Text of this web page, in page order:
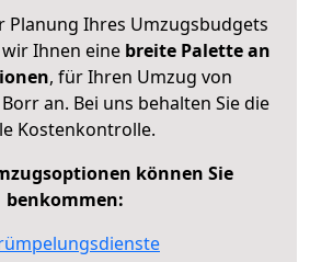
Planung Ihres Umzugsbudgets
Ihnen eine breite Palette an
, für Ihren Umzug von
an. Bei uns behalten Sie die
Kostenkontrolle.
können Sie
benkommen: